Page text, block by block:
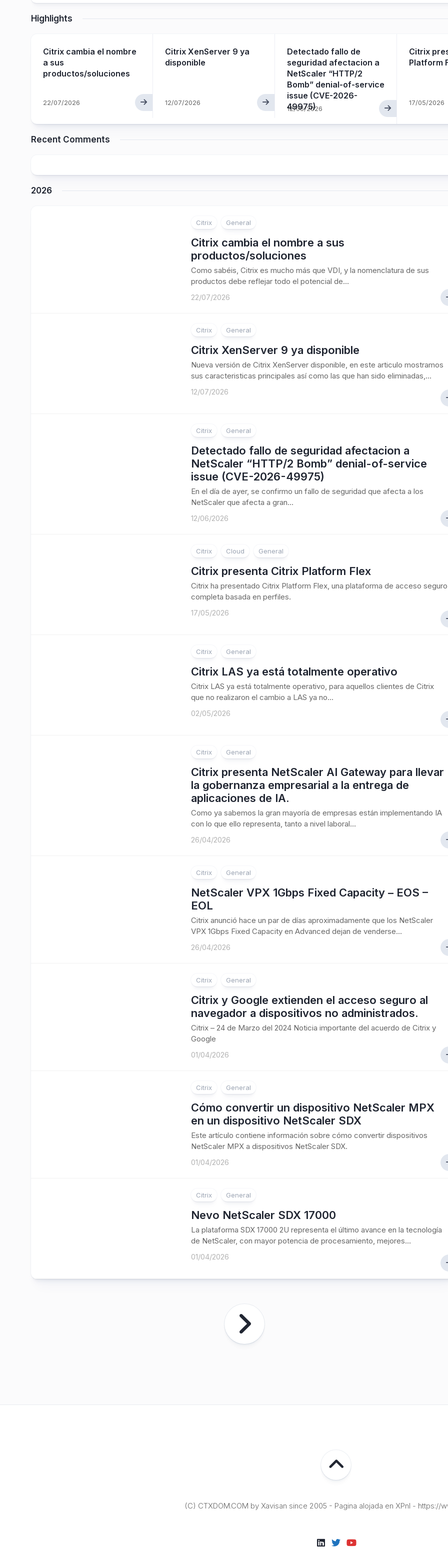
Highlights
Citrix cambia el nombre
a sus
productos/soluciones
22/07/2026
Citrix XenServer 9 ya
disponible
12/07/2026
Detectado fallo de
seguridad afectacion a
NetScaler “HTTP/2
Bomb” denial-of-service
issue (CVE-2026-
49975)
12/06/2026
Citrix
Platform
17/05/2026
Recent Comments
2026
Citrix General
Citrix cambia el nombre a sus
productos/soluciones
Como sabéis, Citrix es mucho más que VDI, y la nomenclatura de sus
productos debe reflejar todo el potencial de...
22/07/2026
Citrix General
Citrix XenServer 9 ya disponible
Nueva versión de Citrix XenServer disponible, en este articulo mostramos
sus caracteristicas principales así como las que han sido eliminadas,...
12/07/2026
Citrix General
Detectado fallo de seguridad afectacion a
NetScaler “HTTP/2 Bomb” denial-of-service
issue (CVE-2026-49975)
En el día de ayer, se confirmo un fallo de seguridad que afecta a los
NetScaler que afecta a gran...
12/06/2026
Citrix Cloud General
Citrix presenta Citrix Platform Flex
Citrix ha presentado Citrix Platform Flex, una plataforma de acceso seguro
completa basada en perfiles.
17/05/2026
Citrix General
Citrix LAS ya está totalmente operativo
Citrix LAS ya está totalmente operativo, para aquellos clientes de Citrix
que no realizaron el cambio a LAS ya no...
02/05/2026
Citrix General
Citrix presenta NetScaler AI Gateway para llevar
la gobernanza empresarial a la entrega de
aplicaciones de IA.
Como ya sabemos la gran mayoría de empresas están implementando IA
con lo que ello representa, tanto a nivel laboral...
26/04/2026
Citrix General
NetScaler VPX 1Gbps Fixed Capacity – EOS –
EOL
Citrix anunció hace un par de días aproximadamente que los NetScaler
VPX 1Gbps Fixed Capacity en Advanced dejan de venderse...
26/04/2026
Citrix General
Citrix y Google extienden el acceso seguro al
navegador a dispositivos no administrados.
Citrix – 24 de Marzo del 2024 Noticia importante del acuerdo de Citrix y
Google
01/04/2026
Citrix General
Cómo convertir un dispositivo NetScaler MPX
en un dispositivo NetScaler SDX
Este artículo contiene información sobre cómo convertir dispositivos
NetScaler MPX a dispositivos NetScaler SDX.
01/04/2026
Citrix General
Nevo NetScaler SDX 17000
La plataforma SDX 17000 2U representa el último avance en la tecnología
de NetScaler, con mayor potencia de procesamiento, mejores...
01/04/2026
(C) CTXDOM.COM by Xavisan since 2005 - Pagina alojada en XPnI - https://